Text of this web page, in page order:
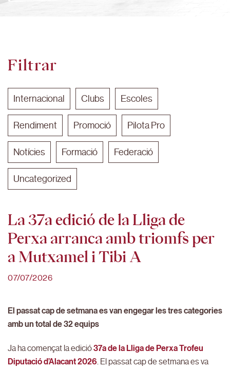
Filtrar
Internacional Clubs Escoles
Rendiment Promoció Pilota Pro
Notícies Formació Federació
Uncategorized
La 37a edició de la Lliga de
Perxa arranca amb triomfs per
a Mutxamel i Tibi A
07/07/2026
El passat cap de setmana es van engegar les tres categories
amb un total de 32 equips
Ja ha començat la edició37a de la Lliga de Perxa Trofeu
Diputació d’Alacant 2026 . El passat cap de setmana es va